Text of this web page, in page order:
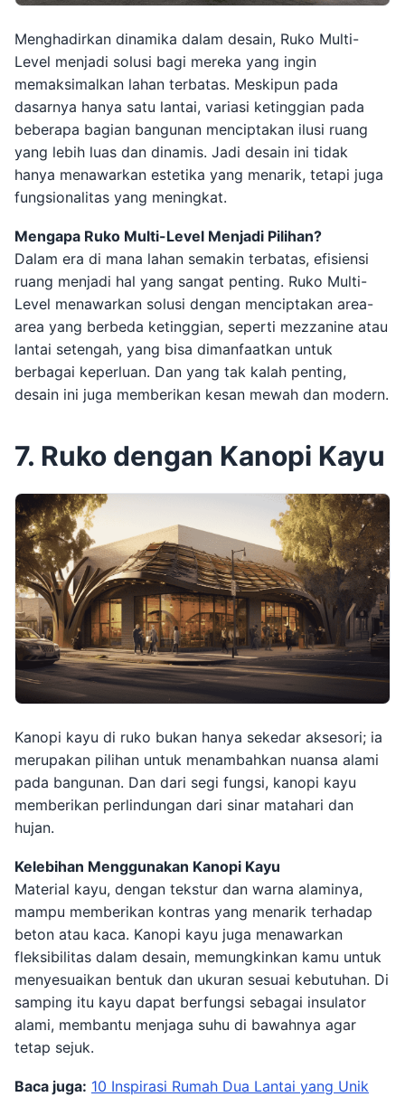
Menghadirkan dinamika dalam desain, Ruko Multi-
Level menjadi solusi bagi mereka yang ingin
memaksimalkan lahan terbatas. Meskipun pada
dasarnya hanya satu lantai, variasi ketinggian pada
beberapa bagian bangunan menciptakan ilusi ruang
yang lebih luas dan dinamis. Jadi desain ini tidak
hanya menawarkan estetika yang menarik, tetapi juga
fungsionalitas yang meningkat.
Mengapa Ruko Multi-Level Menjadi Pilihan?
Dalam era di mana lahan semakin terbatas, efisiensi
ruang menjadi hal yang sangat penting. Ruko Multi-
Level menawarkan solusi dengan menciptakan area-
area yang berbeda ketinggian, seperti mezzanine atau
lantai setengah, yang bisa dimanfaatkan untuk
berbagai keperluan. Dan yang tak kalah penting,
desain ini juga memberikan kesan mewah dan modern.
7. Ruko dengan Kanopi Kayu
Kanopi kayu di ruko bukan hanya sekedar aksesori; ia
merupakan pilihan untuk menambahkan nuansa alami
pada bangunan. Dan dari segi fungsi, kanopi kayu
memberikan perlindungan dari sinar matahari dan
hujan.
Kelebihan Menggunakan Kanopi Kayu
Material kayu, dengan tekstur dan warna alaminya,
mampu memberikan kontras yang menarik terhadap
beton atau kaca. Kanopi kayu juga menawarkan
fleksibilitas dalam desain, memungkinkan kamu untuk
menyesuaikan bentuk dan ukuran sesuai kebutuhan. Di
samping itu kayu dapat berfungsi sebagai insulator
alami, membantu menjaga suhu di bawahnya agar
tetap sejuk.
Baca juga: 10 Inspirasi Rumah Dua Lantai yang Unik